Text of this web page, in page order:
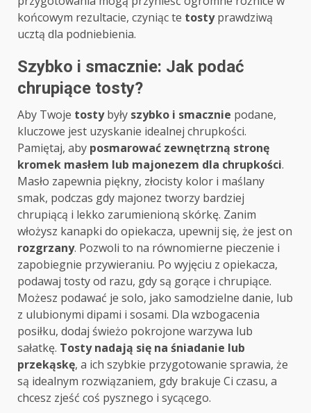
końcowym rezultacie, czyniąc te tostyprawdziwą
ucztą dla podniebienia.
Szybko i smacznie: Jak podać
chrupiące tosty?
Aby Twoje tostybyły szybko i smacznie podane,
kluczowe jest uzyskanie idealnej chrupkości.
Pamiętaj, aby posmarować zewnętrzną stronę
kromek masłem lub majonezem dla chrupkości.
Masło zapewnia piękny, złocisty kolor i maślany
smak, podczas gdy majonez tworzy bardziej
chrupiącą i lekko zarumienioną skórkę. Zanim
włożysz kanapki do opiekacza, upewnij się, że jest on
rozgrzany. Pozwoli to na równomierne pieczenie i
zapobiegnie przywieraniu. Po wyjęciu z opiekacza,
podawaj tosty od razu, gdy są gorące i chrupiące.
Możesz podawać je solo, jako samodzielne danie, lub
z ulubionymi dipami i sosami. Dla wzbogacenia
posiłku, dodaj świeżo pokrojone warzywa lub
sałatkę. Tosty nadają się na śniadanie lub
przekąskę, a ich szybkie przygotowanie sprawia, że
są idealnym rozwiązaniem, gdy brakuje Ci czasu, a
chcesz zjeść coś pysznego i sycącego.